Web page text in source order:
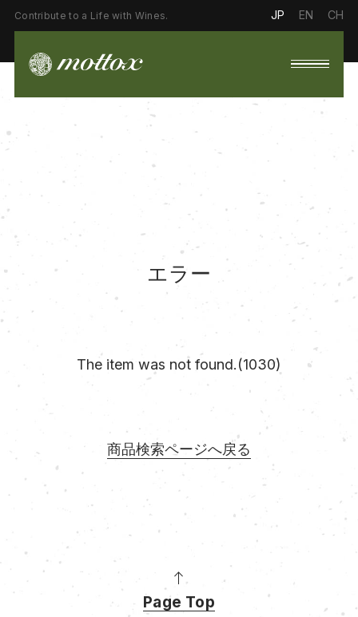
Contribute to a Life with Wines. JP EN CH
エラー
The item was not found.(1030)
商品検索ページへ戻る
Page Top